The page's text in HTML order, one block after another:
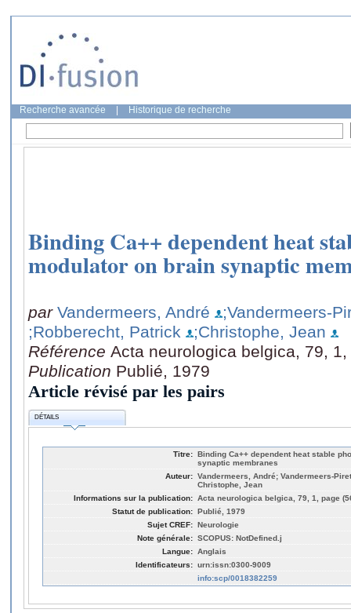
Recherche avancée Historique de recherche
Binding Ca++ dependent heat
modulator on brain synaptic
par Vandermeers, André
;Vandermeers-
;Robberecht, Patrick
;Christophe, Jean
Référence Acta neurologica belgica, 79,
Publication Publié, 1979
Article révisé par les pairs
DÉTAILS
Titre: Binding Ca++ dependent heat stable
synaptic membranes
Auteur: Vandermeers, André; Vandermeers-
Christophe, Jean
Informations sur la publication: Acta neurologica belgica, 79, 1, page
Statut de publication: Publié, 1979
Sujet CREF: Neurologie
Note générale: SCOPUS: NotDefined.j
Langue: Anglais
Identificateurs: urn:issn:0300-9009
info:scp/0018382259